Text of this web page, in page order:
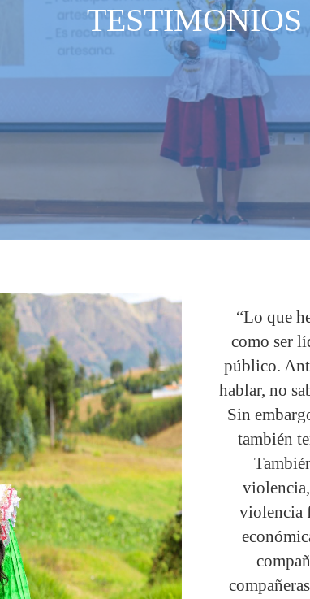
TESTIMONIOS
“Lo que
como ser
público.
hablar, no
Sin
también
violencia